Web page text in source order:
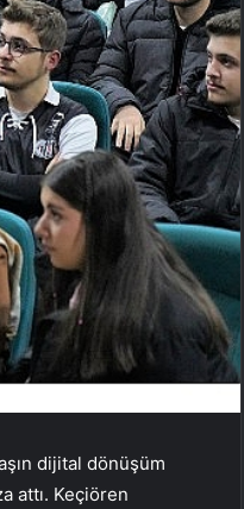
dijital dönüşüm
attı. Keçiören